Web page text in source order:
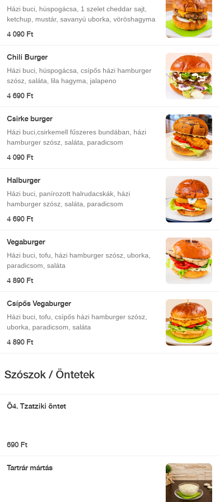
Házi buci, húspogácsa, 1 szelet cheddar sajt,
ketchup, mustár, savanyú uborka, vöröshagyma
4 090 Ft
Chili Burger
Házi buci, húspogácsa, csípős házi hamburger
szósz, saláta, lila hagyma, jalapeno
4 690 Ft
Csirke burger
Házi buci,csirkemell fűszeres bundában, házi
hamburger szósz, saláta, paradicsom
4 090 Ft
Halburger
Házi buci, panírozott halrudacskák, házi
hamburger szósz, saláta, paradicsom
4 690 Ft
Vegaburger
Házi buci, tofu, házi hamburger szósz, uborka,
paradicsom, saláta
4 890 Ft
Csípős Vegaburger
Házi buci, tofu, csípős házi hamburger szósz,
uborka, paradicsom, saláta
4 890 Ft
Szószok / Öntetek
Ö4. Tzatziki öntet
690 Ft
Tartrár mártás